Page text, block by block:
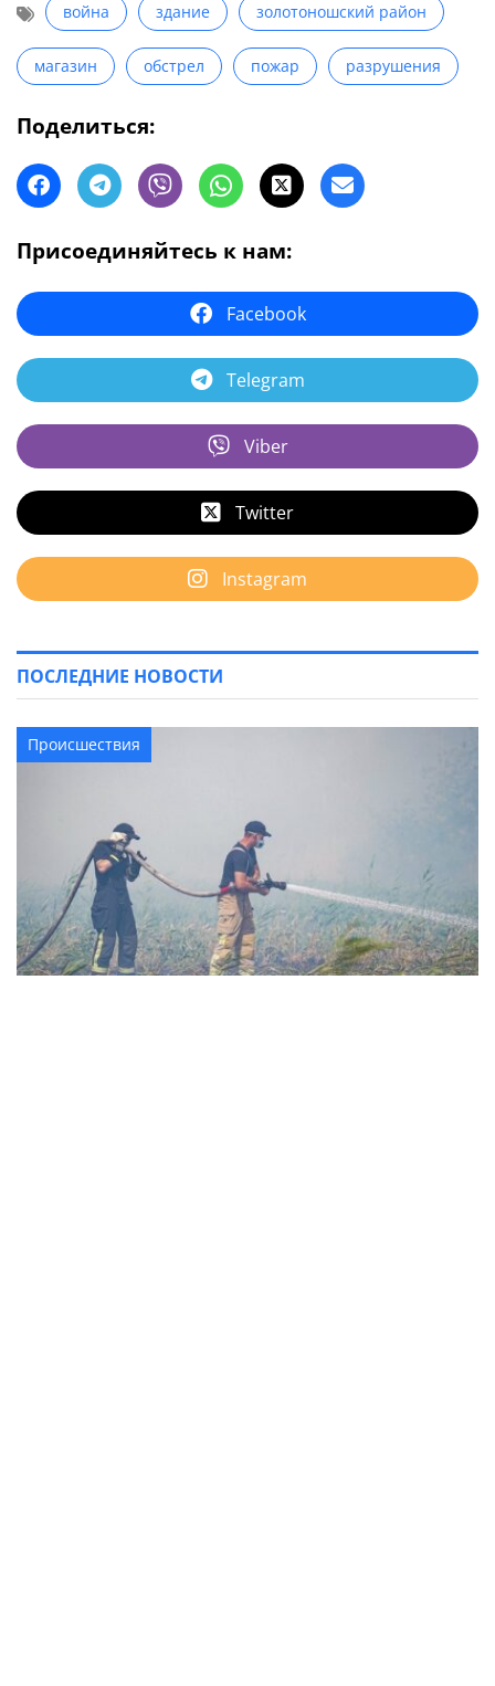
война здание золотоношский район
магазин обстрел пожар разрушения
Поделиться:
Присоединяйтесь к нам:
Facebook
Telegram
Viber
Twitter
Instagram
ПОСЛЕДНИЕ НОВОСТИ
Происшествия